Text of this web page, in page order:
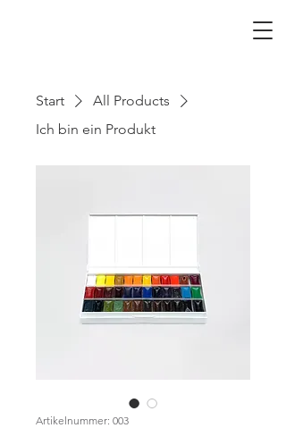
Start
All Products
Ich bin ein Produkt
Artikelnummer: 003